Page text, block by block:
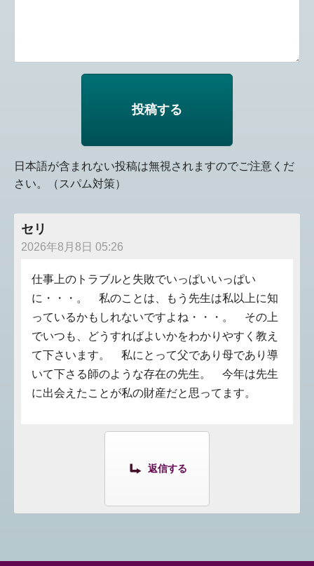
日本語が含まれない投稿は無視されますのでご注意くだ
さい。（スパム対策）
セリ
2026年8月8日 05:26
仕事上のトラブルと失敗でいっぱいいっぱい
に・・・。 私のことは、もう先生は私以上に知
っているかもしれないですよね・・・。 その上
でいつも、どうすればよいかをわかりやすく教え
て下さいます。 私にとって父であり母であり導
いて下さる師のような存在の先生。 今年は先生
に出会えたことが私の財産だと思ってます。
返信する